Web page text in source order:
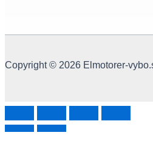
Copyright © 2026 Elmotorer-